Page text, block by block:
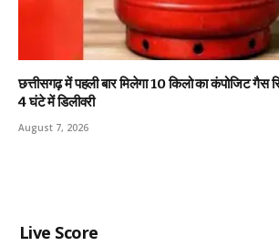
छत्तीसगढ़ में पहली बार मिलेगा 10 किलो का कंपोजिट गैस
4 घंटे में डिलीवरी
August 7, 2026
Live Score